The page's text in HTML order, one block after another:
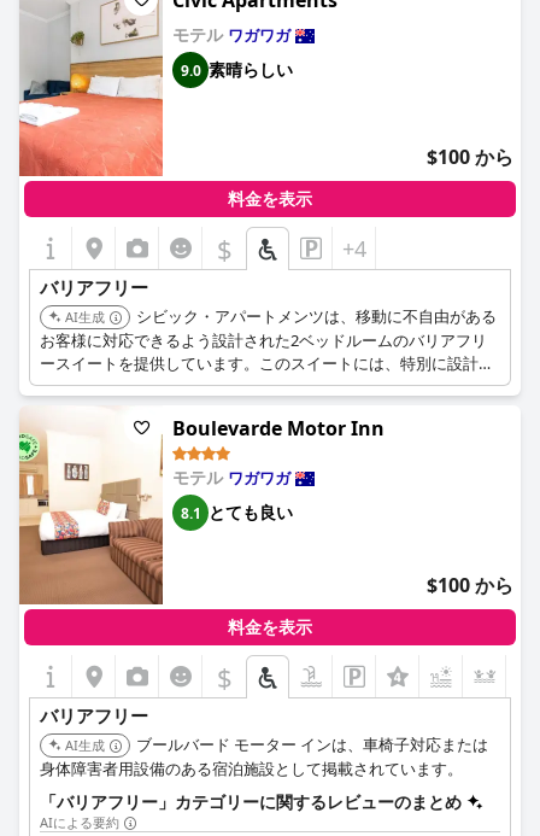
モテル ワガワガ
9.0 素晴らしい
$100 から
料金を表示
$ +4
バリアフリー
AI生成
シビック・アパートメンツは、移動に不自由がある
お客様に対応できるよう設計された2ベッドルームのバリアフリ
ースイートを提供しています。このスイートには、特別に設計さ
れたバリアフリーバスルームが備わっています。
Boulevarde Motor Inn
モテル ワガワガ
8.1 とても良い
$100 から
料金を表示
$
バリアフリー
AI生成
ブールバード モーター インは、車椅子対応または
身体障害者用設備のある宿泊施設として掲載されています。
「バリアフリー」カテゴリーに関するレビューのまとめ
AIによる要約